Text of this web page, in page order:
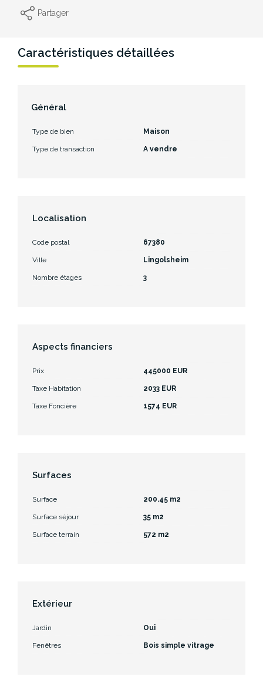
Partager
Caractéristiques détaillées
Général
Type de bien Maison
Type de transaction A vendre
Localisation
Code postal 67380
Ville Lingolsheim
Nombre étages 3
Aspects financiers
Prix 445000 EUR
Taxe Habitation 2033 EUR
Taxe Foncière 1574 EUR
Surfaces
Surface 200.45 m2
Surface séjour 35 m2
Surface terrain 572 m2
Extérieur
Jardin Oui
Fenêtres Bois simple vitrage